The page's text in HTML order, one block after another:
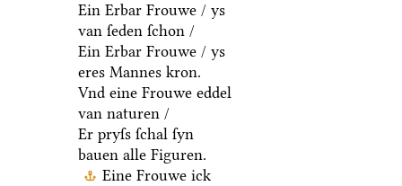
Ein Erbar Frouwe / ys
van ſeden ſchon /
Ein Erbar Frouwe / ys
eres Mannes kron.
Vnd eine Frouwe eddel
van naturen /
Er pryſs ſchal ſyn
bauen alle Figuren.
Eine Frouwe ick